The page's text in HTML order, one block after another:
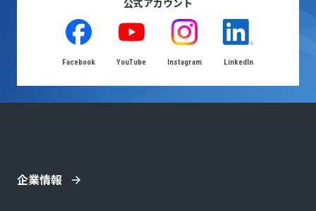
Facebook YouTube Instagram LinkedIn
企業情報